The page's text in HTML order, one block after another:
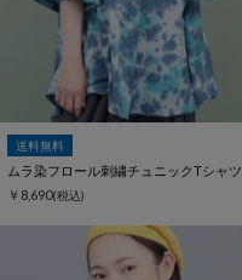
送料無料
ムラ染フロール刺繍チュニックTシャツ
￥8,690(税込)